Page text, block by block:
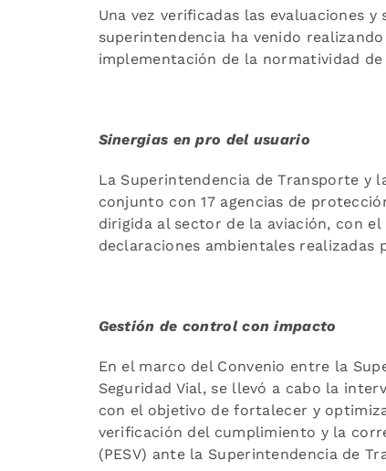
Una vez verificadas las evaluaciones
superintendencia ha venido
implementación de la normatividad de
Sinergias en pro del usuario
La Superintendencia de Transporte y
conjunto con 17 agencias de
dirigida al sector de la aviación, con
declaraciones ambientales realizadas
Gestión de control con impacto
En el marco del Convenio entre la
Seguridad Vial, se llevó a cabo la
con el objetivo de fortalecer y
verificación del cumplimiento y la
(PESV) ante la Superintendencia de